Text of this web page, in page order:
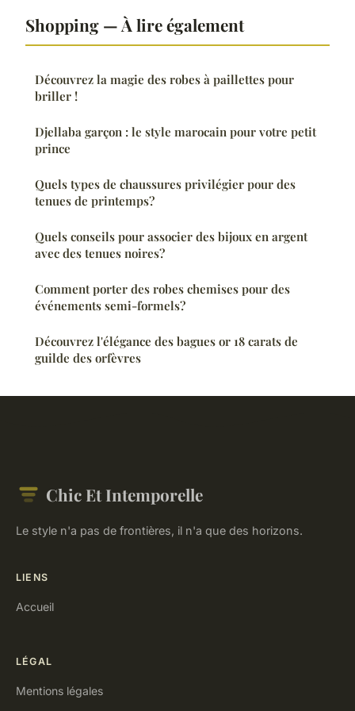
Shopping — À lire également
Découvrez la magie des robes à paillettes pour
briller !
Djellaba garçon : le style marocain pour votre petit
prince
Quels types de chaussures privilégier pour des
tenues de printemps?
Quels conseils pour associer des bijoux en argent
avec des tenues noires?
Comment porter des robes chemises pour des
événements semi-formels?
Découvrez l'élégance des bagues or 18 carats de
guilde des orfèvres
Chic Et Intemporelle
Le style n'a pas de frontières, il n'a que des horizons.
LIENS
Accueil
LÉGAL
Mentions légales